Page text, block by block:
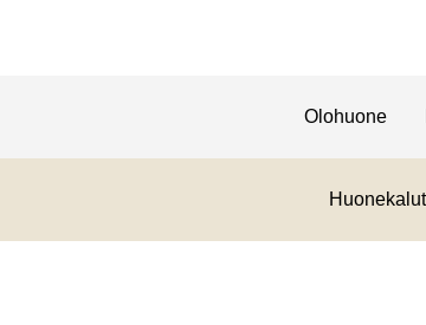
Olohuone
Huonekalut